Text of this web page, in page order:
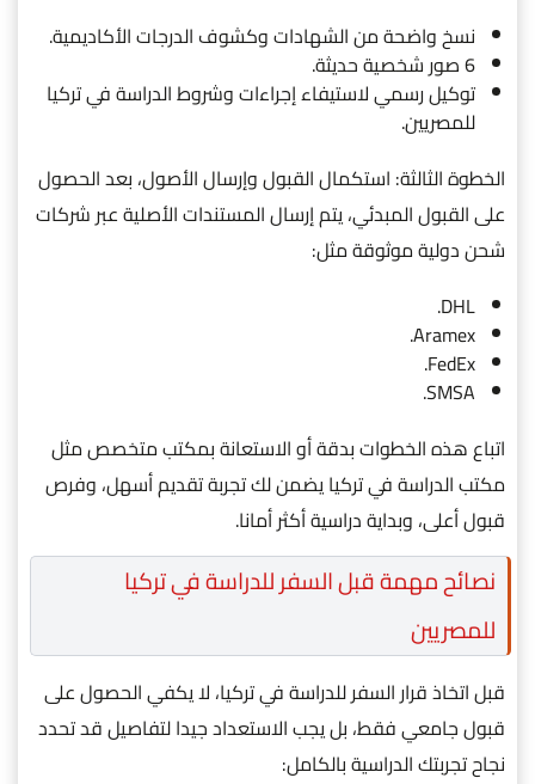
نسخ واضحة من الشهادات وكشوف الدرجات الأكاديمية.
6 صور شخصية حديثة.
توكيل رسمي لاستيفاء إجراءات وشروط الدراسة في تركيا
للمصريين.
الخطوة الثالثة: استكمال القبول وإرسال الأصول، بعد الحصول
على القبول المبدئي، يتم إرسال المستندات الأصلية عبر شركات
شحن دولية موثوقة مثل:
DHL.
Aramex.
FedEx.
SMSA.
اتباع هذه الخطوات بدقة أو الاستعانة بمكتب متخصص مثل
مكتب الدراسة في تركيا يضمن لك تجربة تقديم أسهل، وفرص
قبول أعلى، وبداية دراسية أكثر أمانا.
نصائح مهمة قبل السفر للدراسة في تركيا
للمصريين
قبل اتخاذ قرار السفر للدراسة في تركيا، لا يكفي الحصول على
قبول جامعي فقط، بل يجب الاستعداد جيدا لتفاصيل قد تحدد
نجاح تجربتك الدراسية بالكامل: